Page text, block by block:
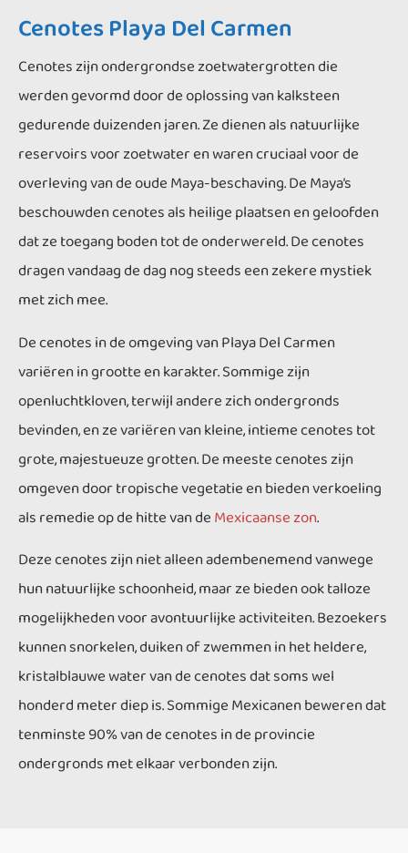
Cenotes Playa Del Carmen
Cenotes zijn ondergrondse zoetwatergrotten die
werden gevormd door de oplossing van kalksteen
gedurende duizenden jaren. Ze dienen als natuurlijke
reservoirs voor zoetwater en waren cruciaal voor de
overleving van de oude Maya-beschaving. De Maya’s
beschouwden cenotes als heilige plaatsen en geloofden
dat ze toegang boden tot de onderwereld. De cenotes
dragen vandaag de dag nog steeds een zekere mystiek
met zich mee.
De cenotes in de omgeving van Playa Del Carmen
variëren in grootte en karakter. Sommige zijn
openluchtkloven, terwijl andere zich ondergronds
bevinden, en ze variëren van kleine, intieme cenotes tot
grote, majestueuze grotten. De meeste cenotes zijn
omgeven door tropische vegetatie en bieden verkoeling
als remedie op de hitte van deMexicaanse zon.
Deze cenotes zijn niet alleen adembenemend vanwege
hun natuurlijke schoonheid, maar ze bieden ook talloze
mogelijkheden voor avontuurlijke activiteiten. Bezoekers
kunnen snorkelen, duiken of zwemmen in het heldere,
kristalblauwe water van de cenotes dat soms wel
honderd meter diep is. Sommige Mexicanen beweren dat
tenminste 90% van de cenotes in de provincie
ondergronds met elkaar verbonden zijn.